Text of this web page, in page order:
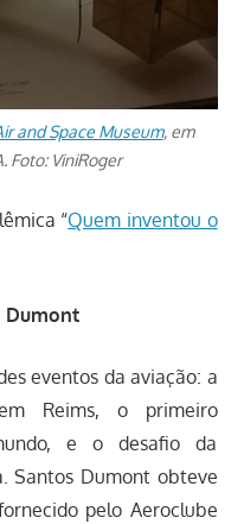
and Space Museum, em
Foto: ViniRoger
“Quem inventou o
Dumont
eventos da aviação: a
Reims, o primeiro
e o desafio da
Santos Dumont obteve
pelo Aeroclube